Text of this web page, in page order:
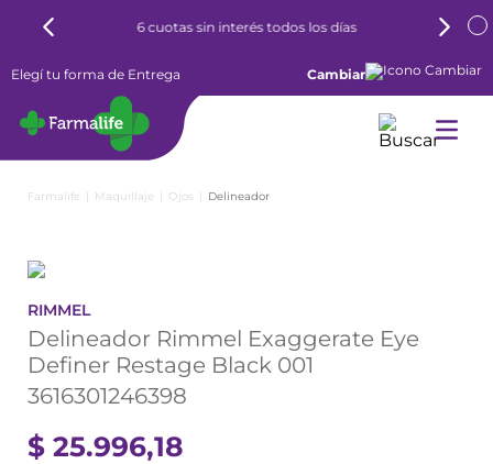
6 cuotas sin interés todos los días
Elegí tu forma de Entrega Cambiar
Maquillaje Ojos Delineador
RIMMEL
Delineador Rimmel Exaggerate Eye
Definer Restage Black 001
3616301246398
$ 25.996,18